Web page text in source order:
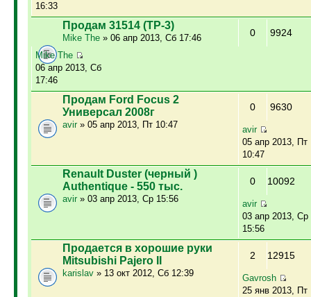
16:33
Продам 31514 (ТР-3)
Mike The» 06 апр 2013, Сб 17:46 0 9924
Mike The
06 апр 2013, Сб
17:46
Продам Ford Focus 2
Универсал 2008г
avir» 05 апр 2013, Пт 10:47
0 9630
avir
05 апр 2013, Пт
10:47
Renault Duster (черный )
Authentique - 550 тыс.
avir» 03 апр 2013, Ср 15:56
0 10092
avir
03 апр 2013, Ср
15:56
Продается в хорошие руки
Mitsubishi Pajero II
karislav» 13 окт 2012, Сб 12:39
2 12915
Gavrosh
25 янв 2013, Пт